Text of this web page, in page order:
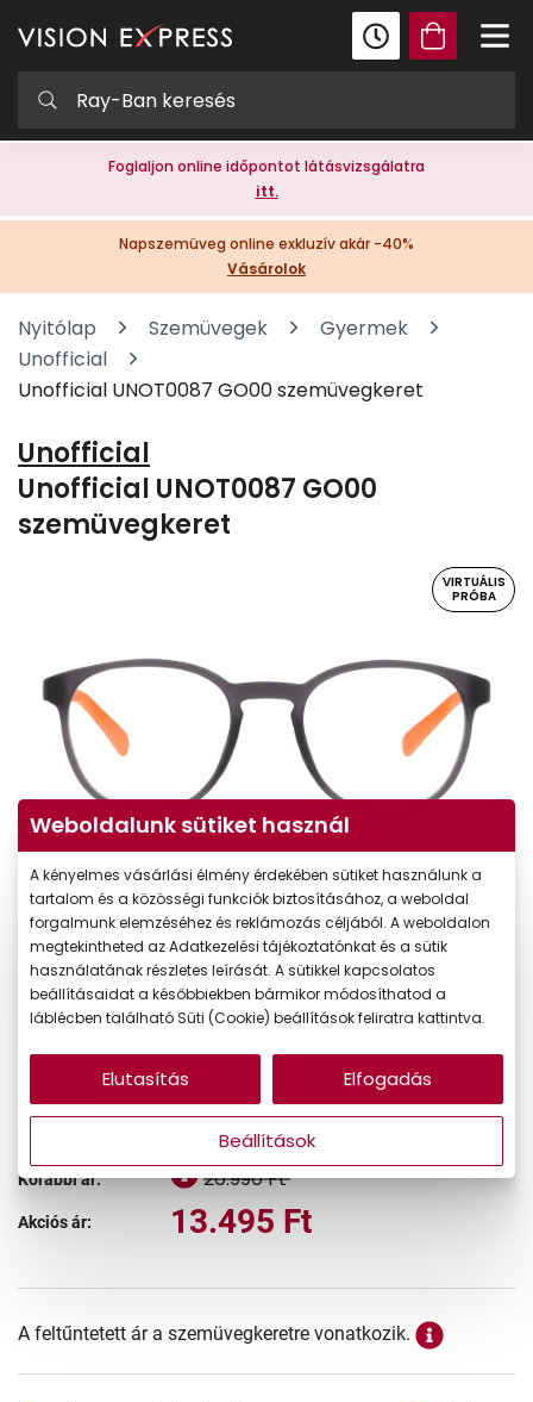
Foglaljon online időpontot látásvizsgálatra
itt.
Napszemüveg online exkluzív akár -40%
Vásárolok
Nyitólap Szemüvegek
Gyermek
Unofficial
Unofficial UNOT0087 GO00 szemüvegkeret
Unofficial
Unofficial UNOT0087 GO00
szemüvegkeret
VIRTUÁLIS
PRÓBA
Virtuális próba
-50%
Korábbi ár: 26.990 Ft
Akciós ár: 13.495 Ft
A feltűntetett ár a szemüvegkeretre vonatkozik.
Weboldalunk sütiket használ
A kényelmes vásárlási élmény érdekében sütiket használunk a
tartalom és a közösségi funkciók biztosításához, a weboldal
forgalmunk elemzéséhez és reklámozás céljából. A weboldalon
megtekintheted az Adatkezelési tájékoztatónkat és a sütik
használatának részletes leírását. A sütikkel kapcsolatos
beállításaidat a későbbiekben bármikor módosíthatod a
láblécben található Süti (Cookie) beállítások feliratra kattintva.
Beállítások
Elutasítás Elfogadás